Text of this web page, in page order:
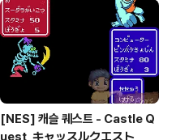
[NES] 캐슬 퀘스트 - Castle Q